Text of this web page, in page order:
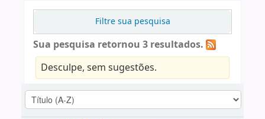
Filtre sua pesquisa
Sua pesquisa retornou 3 resultados.
Desculpe, sem sugestões.